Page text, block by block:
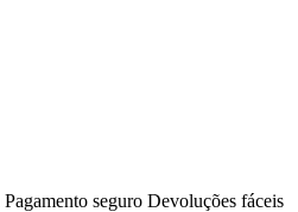
Pagamento seguro Devoluções fáceis